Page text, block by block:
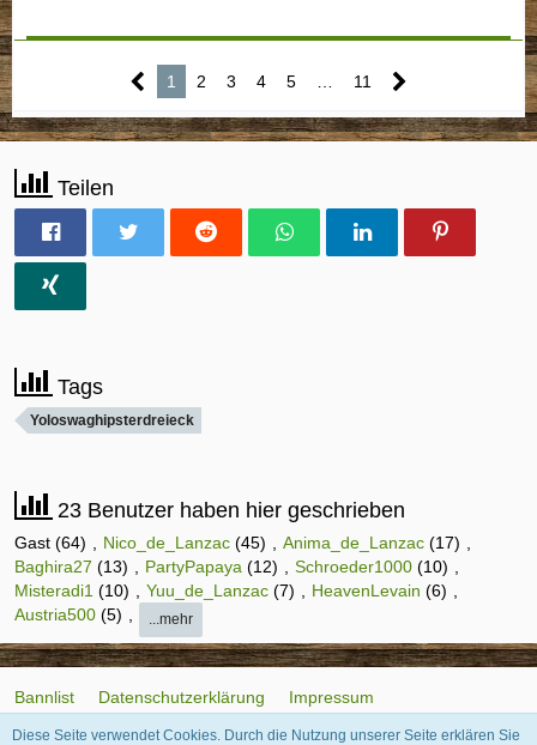
1 2 3 4 5 11
Teilen
Tags
Yoloswaghipsterdreieck
23 Benutzer haben hier geschrieben
Gast (64) Nico_de_Lanzac (45) Anima_de_Lanzac (17)
Baghira27 (13) PartyPapaya (12) Schroeder1000 (10)
Misteradi1 (10) Yuu_de_Lanzac (7) HeavenLevain (6)
Austria500 (5) ...mehr
Bannlist Datenschutzerklärung Impressum
Diese Seite verwendet Cookies. Durch die Nutzung unserer Seite erklären Sie